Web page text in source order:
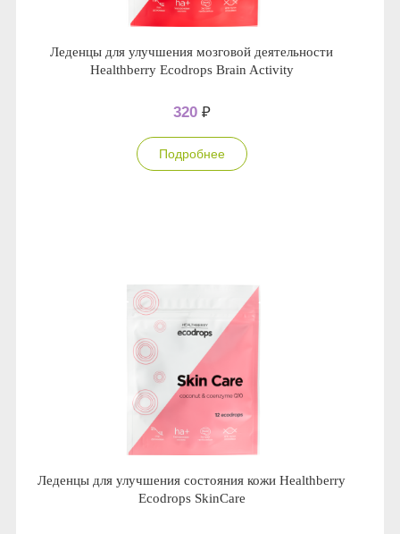
Леденцы для улучшения мозговой деятельности
Healthberry Ecodrops Brain Activity
320 ₽
Подробнее
Леденцы для улучшения состояния кожи Healthberry
Ecodrops SkinCare